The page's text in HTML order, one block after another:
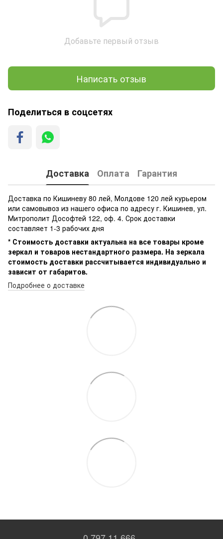
Добавьте первый отзыв
Написать отзыв
Поделиться в соцсетях
Доставка Оплата Гарантия
Доставка по Кишиневу 80 лей, Молдове 120 лей курьером
или самовывоз из нашего офиса по адресу г. Кишинев, ул.
Митрополит Дософтей 122, оф. 4. Срок доставки
составляет 1-3 рабочих дня
* Стоимость доставки актуальна на все товары кроме
зеркал и товаров нестандартного размера. На зеркала
стоимость доставки рассчитывается индивидуально и
зависит от габаритов.
Подробнее о доставке